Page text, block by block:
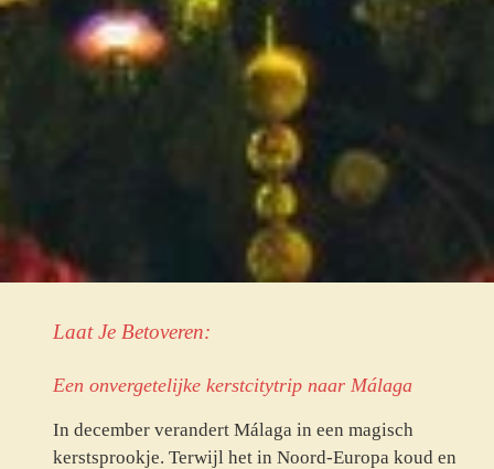
Laat Je Betoveren:
Een onvergetelijke kerstcitytrip naar Málaga
In december verandert Málaga in een magisch
kerstsprookje. Terwijl het in Noord-Europa koud en